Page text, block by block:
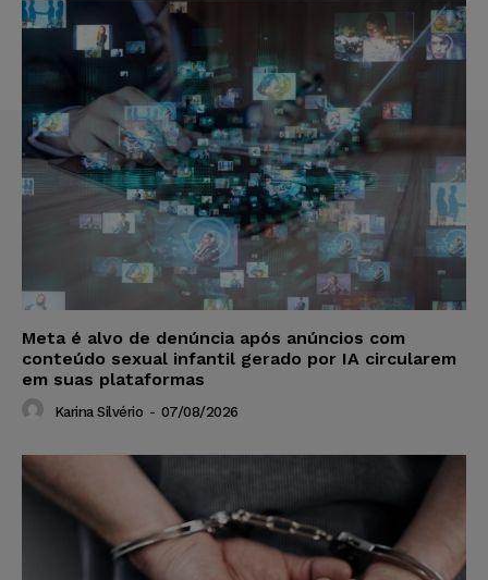
Meta é alvo de denúncia após anúncios com
conteúdo sexual infantil gerado por IA circularem
em suas plataformas
Karina Silvério - 07/08/2026